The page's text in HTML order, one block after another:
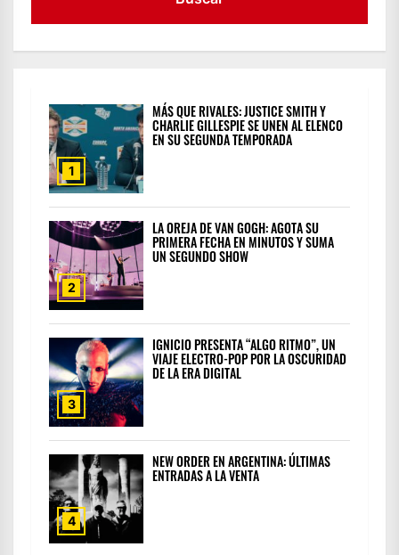
1
MÁS QUE RIVALES: JUSTICE SMITH Y
CHARLIE GILLESPIE SE UNEN AL ELENCO
EN SU SEGUNDA TEMPORADA
2
LA OREJA DE VAN GOGH: AGOTA SU
PRIMERA FECHA EN MINUTOS Y SUMA
UN SEGUNDO SHOW
3
IGNICIO PRESENTA “ALGO RITMO”, UN
VIAJE ELECTRO-POP POR LA OSCURIDAD
DE LA ERA DIGITAL
4
NEW ORDER EN ARGENTINA: ÚLTIMAS
ENTRADAS A LA VENTA